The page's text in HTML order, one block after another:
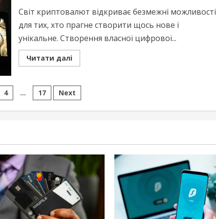
Світ криптовалют відкриває безмежні можливості
для тих, хто прагне створити щось нове і
унікальне. Створення власної цифрової...
Читати даліRead
more
власної
криптовалюти
–
гід
4 … 17 Next